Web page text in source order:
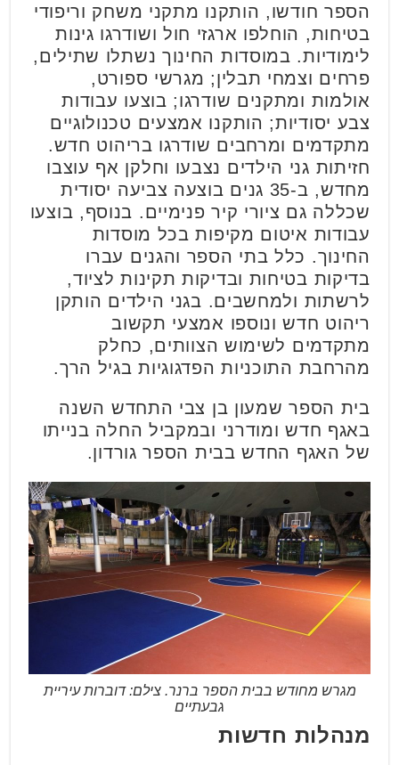
הספר חודשו, הותקנו מתקני משחק וריפודי
בטיחות, הוחלפו ארגזי חול ושודרגו גינות
לימודיות. במוסדות החינוך נשתלו שתילים,
פרחים וצמחי תבלין; מגרשי ספורט,
אולמות ומתקנים שודרגו; בוצעו עבודות
צבע יסודיות; הותקנו אמצעים טכנולוגיים
מתקדמים ומרחבים שודרגו בריהוט חדש.
חזיתות גני הילדים נצבעו וחלקן אף עוצבו
מחדש, ב-35 גנים בוצעה צביעה יסודית
שכללה גם ציורי קיר פנימיים. בנוסף, בוצעו
עבודות איטום מקיפות בכל מוסדות
החינוך. כלל בתי הספר והגנים עברו
בדיקות בטיחות ובדיקות תקינות לציוד,
לרשתות ולמחשבים. בגני הילדים הותקן
ריהוט חדש ונוספו אמצעי תקשוב
מתקדמים לשימוש הצוותים, כחלק
מהרחבת התוכניות הפדגוגיות בגיל הרך.
בית הספר שמעון בן צבי התחדש השנה
באגף חדש ומודרני ובמקביל החלה בנייתו
של האגף החדש בבית הספר גורדון.
מגרש מחודש בבית הספר ברנר. צילם: דוברות עיריית
גבעתיים
מנהלות חדשות